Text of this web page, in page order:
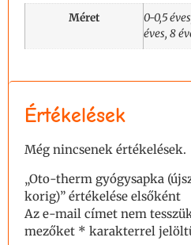
Méret
0-0,5
éves, 8
Értékelések
Még nincsenek értékelések.
„Oto-therm gyógysapka
korig)” értékelése elsőként
Az e-mail címet nem
mezőket * karakterrel